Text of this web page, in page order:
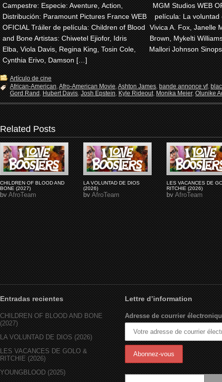
Campestre: Especie: Aventure, Action,
Distribución: Paramount Pictures France WEB
OFICIAL Tráiler de película: Children of Blood
and Bone Artistas: Chiwetel Ejiofor, Idris
Elba, Viola Davis, Regina King, Tosin Cole,
Cynthia Erivo, Damson […]
MGM Studios WEB
película: La voluntad
Vivica A. Fox, Janelle
Brown, Mykelti
Mallori Johnson
Artículo de cine
African-American,Afro-American Movie,Ashton James,bande annonce vf,
Gord Rand,Hubert Davis,Josh Epstein,Kyle Rideout,Monika Meier,Olunike
Related Posts
CHILDREN OF BLOOD AND
BONE (2027)
byAfroTeam
LA VOLUNTAD DE DIOS
(2026)
byAfroTeam
LES VACANCES DE
RITCHIE (2026)
byAfroTeam
Entradas recientes
CHILDREN OF BLOOD AND BONE
(2027)
LA VOLUNTAD DE DIOS (2026)
LES VACANCES DE GOLO &
RITCHIE (2026)
YOUNGBLOOD (2025)
Lettre d’information
Adresse de courrier